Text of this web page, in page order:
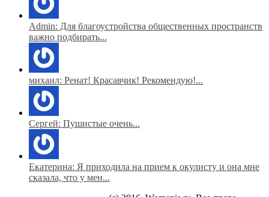
Admin: Для благоустройства общественных пространств
важно подбирать...
михаил: Ренат! Красавчик! Рекомендую!...
Сергей: Пушистые очень...
Екатерина: Я приходила на прием к окулисту и она мне
сказала, что у мен...